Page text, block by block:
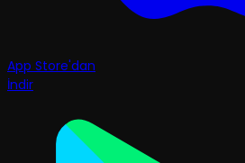
App Store'dan
İndir